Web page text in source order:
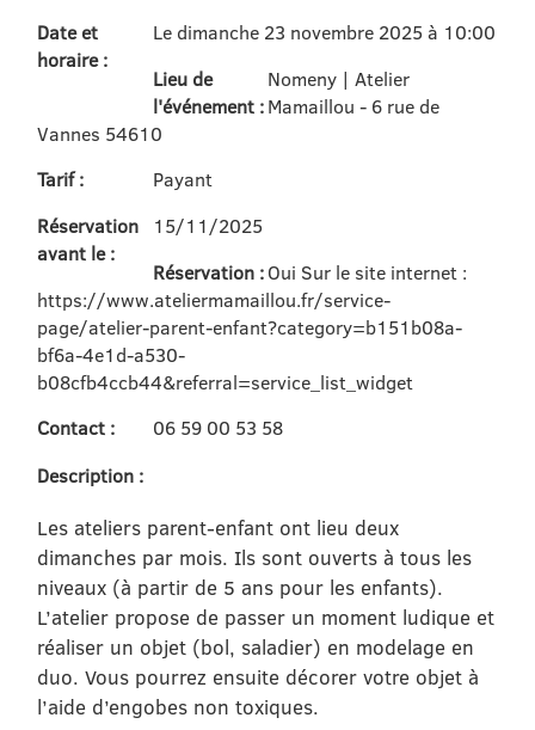
Date et
horaire :
Le dimanche 23 novembre 2025 à 10:00
Lieu de
l'événement :
Nomeny | Atelier
Mamaillou - 6 rue de
Vannes 54610
Tarif :
Payant
Réservation
avant le :
15/11/2025
Réservation : Oui Sur le site internet :
https://www.ateliermamaillou.fr/service-
page/atelier-parent-enfant?category=b151b08a-
bf6a-4e1d-a530-
b08cfb4ccb44&referral=service_list_widget
Contact :
06 59 00 53 58
Description :
Les ateliers parent-enfant ont lieu deux
dimanches par mois. Ils sont ouverts à tous les
niveaux (à partir de 5 ans pour les enfants).
L’atelier propose de passer un moment ludique et
réaliser un objet (bol, saladier) en modelage en
duo. Vous pourrez ensuite décorer votre objet à
l’aide d’engobes non toxiques.